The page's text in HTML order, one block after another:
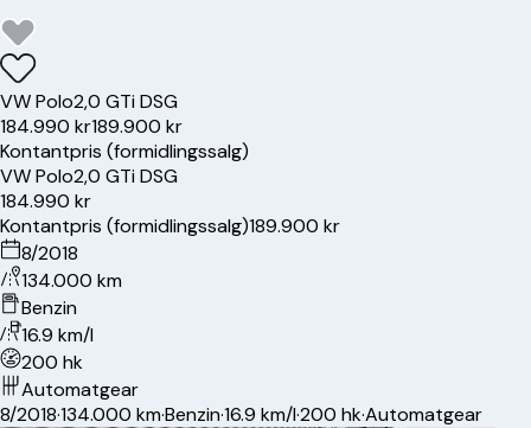
VWPolo2,0 GTi DSG
184.990 kr189.900 kr
Kontantpris (formidlingssalg)
VWPolo2,0 GTi DSG
184.990 kr
Kontantpris (formidlingssalg)189.900 kr
8/2018
134.000 km
Benzin
16.9 km/l
200 hk
Automatgear
8/2018·134.000 km·Benzin·16.9 km/l·200 hk·Automatgear